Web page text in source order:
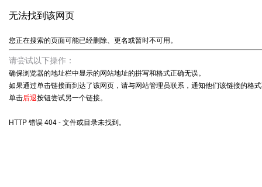
无法找到该网页
您正在搜索的页面可能已经删除、更名或暂时不可用。
请尝试以下操作：
确保浏览器的地址栏中显示的网站地址的拼写和格式正确无误。
如果通过单击链接而到达了该网页，请与网站管理员联系，通知他们该链接的格
单击后退按钮尝试另一个链接。
HTTP 错误 404 - 文件或目录未找到。